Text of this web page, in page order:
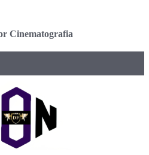
Cinematografia